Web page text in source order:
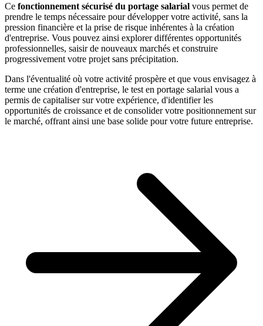
Ce fonctionnement sécurisé du portage salarial vous permet de
prendre le temps nécessaire pour développer votre activité, sans la
pression financière et la prise de risque inhérentes à la création
d'entreprise. Vous pouvez ainsi explorer différentes opportunités
professionnelles, saisir de nouveaux marchés et construire
progressivement votre projet sans précipitation.
Dans l'éventualité où votre activité prospère et que vous envisagez à
terme une création d'entreprise, le test en portage salarial vous a
permis de capitaliser sur votre expérience, d'identifier les
opportunités de croissance et de consolider votre positionnement sur
le marché, offrant ainsi une base solide pour votre future entreprise.